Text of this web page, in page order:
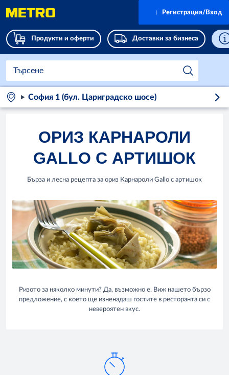
Продукти и оферти Доставки за бизнеса
Регистрация/Вход
София 1 (бул. Цариградско шосе)
ОРИЗ КАРНАРОЛИ
GALLO С АРТИШОК
Бърза и лесна рецепта за oриз Карнароли Gallo с артишок
Ризото за няколко минути? Да, възможно е. Виж нашето бързо
предложение, с което ще изненадаш гостите в ресторанта си с
невероятен вкус.